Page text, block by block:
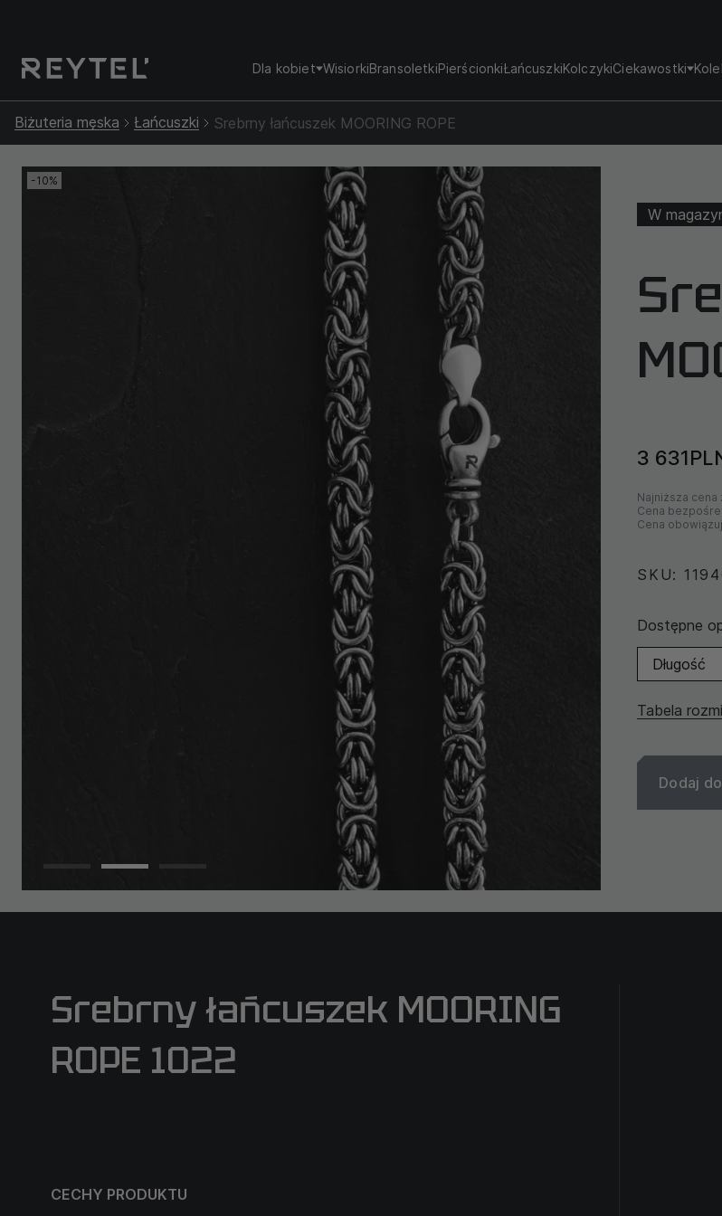
Dla kobiet WisiorkiBransoletkiPierścionkiŁańcuszkiKolczykiCiekawostki
Biżuteria męska Łańcuszki Srebrny łańcuszek MOORING ROPE
-10%
W
3
Najniższa
Cena
Cena
SKU:
Dostępne
Długość
Tabela
Dodaj
Srebrny łańcuszek MOORING
ROPE 1022
CECHY PRODUKTU